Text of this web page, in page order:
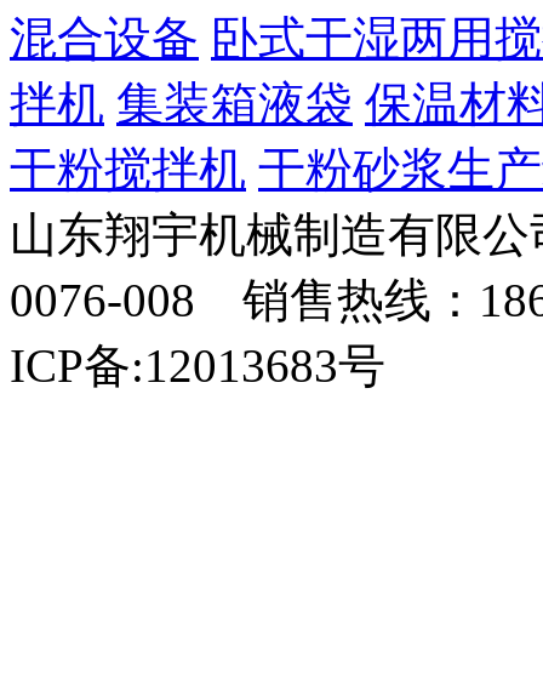
混合设备 卧式干湿两用
拌机 集装箱液袋 保温材
干粉搅拌机 干粉砂浆生
山东翔宇机械制造有限
0076-008 销售热线：
ICP备:12013683号